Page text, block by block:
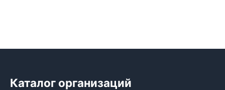
Каталог организаций